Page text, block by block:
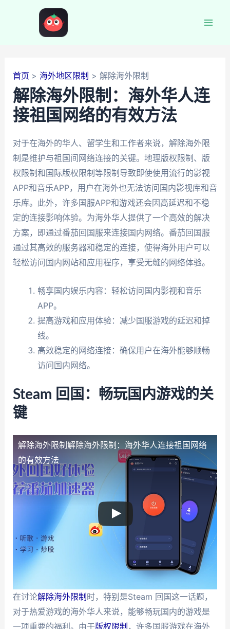
首页 海外地区限制 解除海外限制
解除海外限制：海外华人连
接祖国网络的有效方法
对于在海外的华人、留学生和工作者来说，解除海外限
制是维护与祖国间网络连接的关键。地理版权限制、版
权限制和国际版权限制等限制导致即使使用流行的影视
APP和音乐APP，用户在海外也无法访问国内影视库和音
乐库。此外，许多国服APP和游戏还会因高延迟和不稳
定的连接影响体验。为海外华人提供了一个高效的解决
方案，即通过番茄回国服来连接国内网络。番茄回国服
通过其高效的服务器和稳定的连接，使得海外用户可以
轻松访问国内网站和应用程序，享受无缝的网络体验。
畅享国内娱乐内容：轻松访问国内影视和音乐
APP。
提高游戏和应用体验：减少国服游戏的延迟和掉
线。
高效稳定的网络连接：确保用户在海外能够顺畅
访问国内网络。
Steam 回国：畅玩国内游戏的关
键
解除海外限制 解除海外限制：海外华人连接祖国网络
的有效方法
在讨论解除海外限制 时，特别是Steam 回国这一话题，
对于热爱游戏的海外华人来说，能够畅玩国内的游戏是
一项重要的福利。由于版权限制 ，许多国服游戏在海外